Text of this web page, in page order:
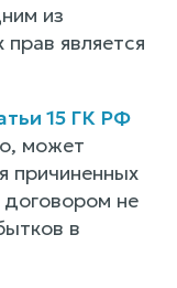
из
является
15 ГК РФ
может
причиненных
договором не
в